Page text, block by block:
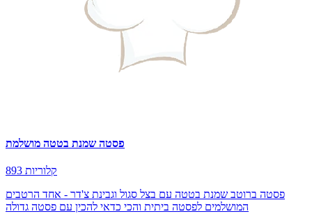
פסטה שמנת בטטה מושלמת
893 קלוריות
פסטה ברוטב שמנת בטטה עם בצל סגול וגבינת צ'דר - אחד הרטבים
המושלמים לפסטה ביתית והכי כדאי להכין עם פסטה גדולה